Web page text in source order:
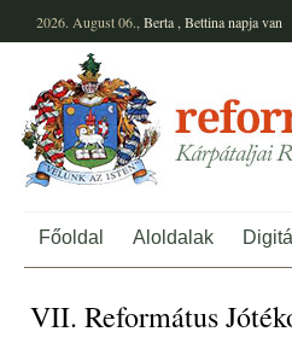
2026. August 06., Berta , Bettinanapja van
Főoldal Aloldalak
VII. Református